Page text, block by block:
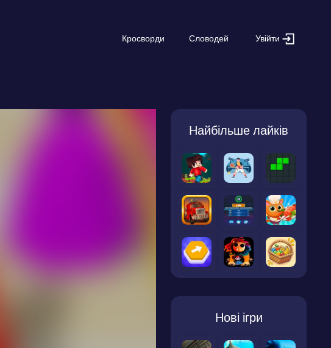
Кросворди Словодей Увійти
Найбільше лайків
Нові ігри